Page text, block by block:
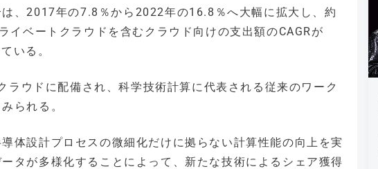
、2017年の7.8％から2022年の16.8％へ大幅に拡大し、約
ベートクラウドを含むクラウド向けの支出額のCAGRが
いる。
ウドに配備され、科学技術計算に代表される従来のワーク
られる。
体設計プロセスの微細化だけに拠らない計算性能の向上を実
タが多様化することによって、新たな技術によるシェア獲得